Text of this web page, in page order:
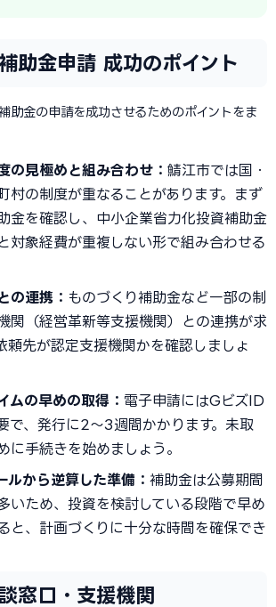
助金申請 成功のポイント
助金の申請を成功させるためのポイントをま
の見極めと組み合わせ： 鯖江市では国・
村の制度が重なることがあります。まず
金を確認し、中小企業省力化投資補助金
対象経費が重複しない形で組み合わせる
の連携： ものづくり補助金など一部の制
関（経営革新等支援機関）との連携が求
頼先が認定支援機関かを確認しましょ
ムの早めの取得： 電子申請にはGビズID
で、発行に2〜3週間かかります。未取
に手続きを始めましょう。
ルから逆算した準備： 補助金は公募期間
いため、投資を検討している段階で早め
と、計画づくりに十分な時間を確保でき
窓口・支援機関